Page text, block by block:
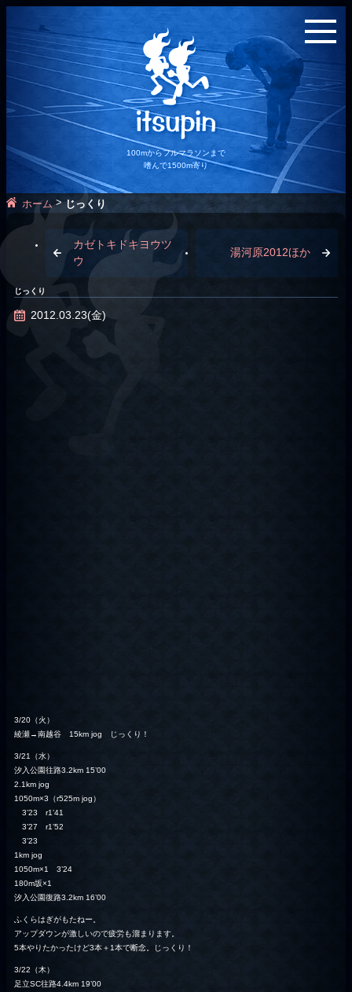
100mからフルマラソンまで
嗜んで1500m寄り
ホーム>じっくり
カゼトキドキヨウツ
ウ
湯河原2012ほか
じっくり
2012.03.23(金)
3/20（火）
綾瀬→南越谷 15km jog じっくり！
3/21（水）
汐入公園往路3.2km 15’00
2.1km jog
1050m×3（r525m jog）
3’23 r1’41
3’27 r1’52
3’23
1km jog
1050m×1 3’24
180m坂×1
汐入公園復路3.2km 16’00
ふくらはぎがもたねー。
アップダウンが激しいので疲労も溜まります。
5本やりたかったけど3本＋1本で断念。じっくり！
3/22（木）
足立SC往路4.4km 19’00